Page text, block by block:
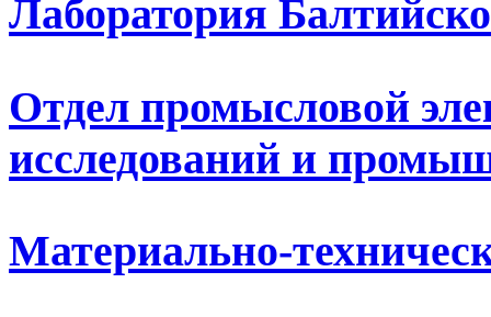
Лаборатория
Отдел промысловой
исследований и
Материально-